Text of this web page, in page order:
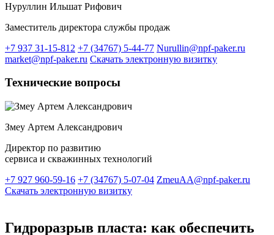
Нуруллин Ильшат Рифович
Заместитель директора службы продаж
+7 937 31-15-812 +7 (34767) 5-44-77 Nurullin@npf-paker.ru
market@npf-paker.ru Скачать электронную визитку
Технические вопросы
Змеу Артем Александрович
Директор по развитию
сервиса и скважинных технологий
+7 927 960-59-16 +7 (34767) 5-07-04 ZmeuAA@npf-paker.ru
Скачать электронную визитку
Гидроразрыв пласта: как обеспечить